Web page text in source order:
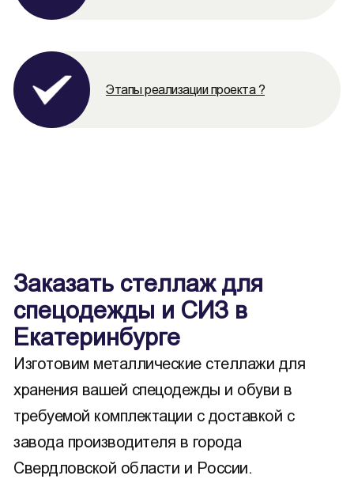
Этапы реализации проекта ?
Заказать стеллаж для
спецодежды и СИЗ в
Екатеринбурге
Изготовим металлические стеллажи для
хранения вашей спецодежды и обуви в
требуемой комплектации с доставкой с
завода производителя в города
Свердловской области и России.